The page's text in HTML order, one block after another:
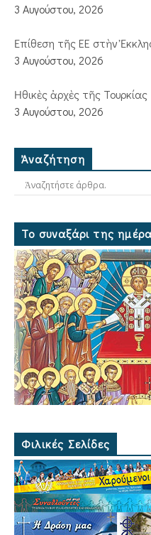
3 Αυγούστου, 2026
Ἐπίθεση τῆς ΕΕ στὴν
3 Αυγούστου, 2026
Ἠθικὲς ἀρχὲς τῆς Τουρκίας
3 Αυγούστου, 2026
Ἀναζήτηση
Το συναξάρι της
Φιλικές Σελίδες